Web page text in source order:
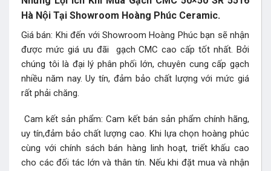
Hà Nội Tại Showroom Hoàng Phúc Ceramic.
Giá bán: Khi đến với Showroom Hoàng Phúc bạn sẽ nhận
được mức giá ưu đãi gạch CMC cao cấp tốt nhất. Bởi
chúng tôi là đại lý phân phối lớn, chuyên cung cấp gạch
nhiều năm nay. Uy tín, đảm bảo chất lượng với mức giá
rất phải chăng.
Cam kết sản phẩm: Cam kết bán sản phẩm chính hãng,
uy tín,đảm bảo chất lượng cao. Khi lựa chọn hoàng phúc
cùng với chính sách bán hàng linh hoạt, triết khấu cao
cho các đối tác lớn và thân tín. Nếu khi đặt mua và nhận